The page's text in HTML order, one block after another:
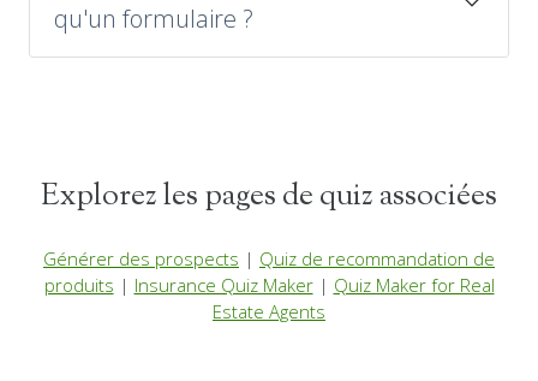
qu'un formulaire ?
Explorez les pages de quiz associées
Générer des prospects | Quiz de recommandation de
produits | Insurance Quiz Maker| Quiz Maker for Real
Estate Agents